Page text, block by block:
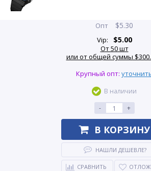
Опт $5.30
Vip: $5.00
От 50 шт
или от общей суммы
Крупный опт:
В наличии
-
+
В КОРЗИНУ
НАШЛИ ДЕШЕВЛЕ?
СРАВНИТЬ